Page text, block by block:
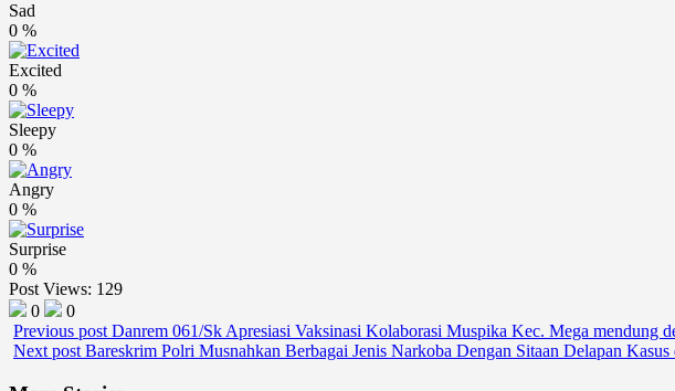
Sad
0 %
Excited
0 %
Sleepy
0 %
Angry
0 %
Surprise
0 %
Post Views: 129
0
0
Previous post Danrem 061/Sk Apresiasi Vaksinasi Kolaborasi Muspika Kec. Mega mendung
Next post Bareskrim Polri Musnahkan Berbagai Jenis Narkoba Dengan Sitaan Delapan